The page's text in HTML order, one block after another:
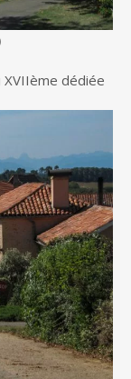
XVIIème dédiée